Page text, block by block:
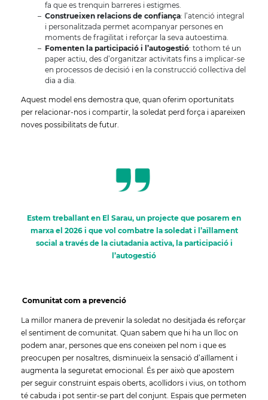
fa que es trenquin barreres i estigmes.
Construeixen relacions de confiança: l’atenció integral
i personalitzada permet acompanyar persones en
moments de fragilitat i reforçar la seva autoestima.
Fomenten la participació i l’autogestió: tothom té un
paper actiu, des d’organitzar activitats fins a implicar-se
en processos de decisió i en la construcció col·lectiva del
dia a dia.
Aquest model ens demostra que, quan oferim oportunitats
per relacionar-nos i compartir, la soledat perd força i apareixen
noves possibilitats de futur.
Estem treballant en El Sarau, un projecte que posarem en
marxa el 2026 i que vol combatre la soledat i l’aïllament
social a través de la ciutadania activa, la participació i
l’autogestió
Comunitat com a prevenció
La millor manera de prevenir la soledat no desitjada és reforçar
el sentiment de comunitat. Quan sabem que hi ha un lloc on
podem anar, persones que ens coneixen pel nom i que es
preocupen per nosaltres, disminueix la sensació d’aïllament i
augmenta la seguretat emocional. És per això que apostem
per seguir construint espais oberts, acollidors i vius, on tothom
té cabuda i pot sentir-se part del conjunt. Espais que permeten